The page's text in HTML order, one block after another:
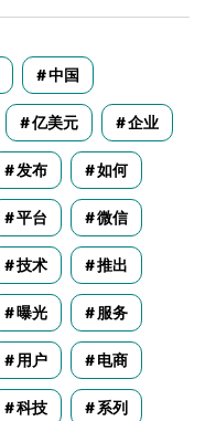
中国
亿美元 企业
发布 如何
平台 微信
技术 推出
曝光 服务
用户 电商
科技 系列